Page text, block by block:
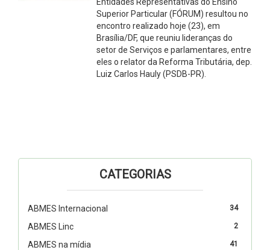
Superior Particular (FÓRUM) resultou no
encontro realizado hoje (23), em
Brasília/DF, que reuniu lideranças do
setor de Serviços e parlamentares, entre
eles o relator da Reforma Tributária, dep.
Luiz Carlos Hauly (PSDB-PR).
CATEGORIAS
34
ABMES Internacional
2
ABMES Linc
41
ABMES na mídia